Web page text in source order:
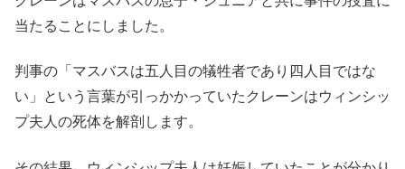
当たることにしました。
判事の「マスバスは五人目の犠牲者であり四人目ではな
い」という言葉が引っかかっていたクレーンはウィンシッ
プ夫人の死体を解剖します。